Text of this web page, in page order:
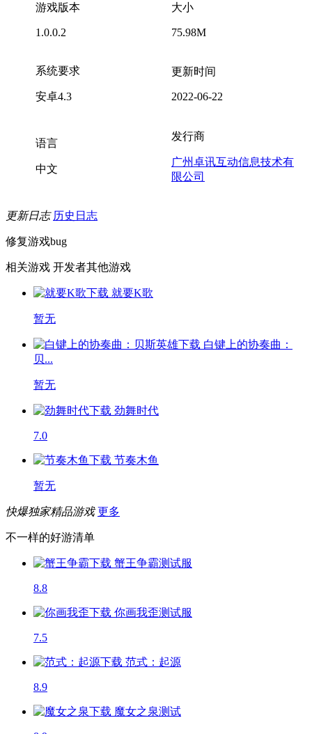
游戏版本
1.0.0.2
大小
75.98M
系统要求
安卓4.3
更新时间
2022-06-22
语言
中文
发行商
广州卓讯互动信息技术有
限公司
更新日志 历史日志
修复游戏bug
相关游戏 开发者其他游戏
就要K歌
暂无
白键上的协奏曲：
贝...
暂无
劲舞时代
7.0
节奏木鱼
暂无
快爆独家精品游戏 更多
不一样的好游清单
蟹王争霸测试服
8.8
你画我歪测试服
7.5
范式：起源
8.9
魔女之泉测试